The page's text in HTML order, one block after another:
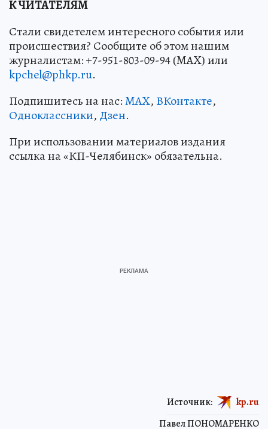
К ЧИТАТЕЛЯМ
Стали свидетелем интересного события или
происшествия? Сообщите об этом нашим
журналистам: +7-951-803-09-94 (MAX) или
kpchel@phkp.ru.
Подпишитесь на нас:MAX, ВКонтакте,
Одноклассники, Дзен.
При использовании материалов издания
ссылка на «КП-Челябинск» обязательна.
Павел ПОНОМАРЕНКО
Источник: kp.ru